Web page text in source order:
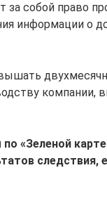
собой право
информации о
компании,
«Зеленой
следствия,